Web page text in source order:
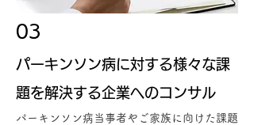
03
​パーキンソン病に対する様々な課
題を解決する企業へのコンサル
​パーキンソン病当事者やご家族に向けた課題